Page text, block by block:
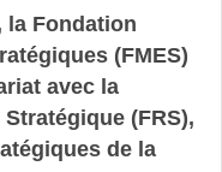
la Fondation
(FMES)
avec la
(FRS),
de la